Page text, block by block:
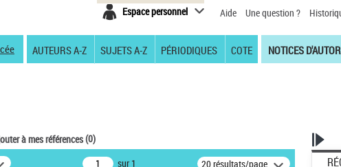
Espace personnel Aide Une question ?
AUTEURS A-Z SUJETS A-Z PÉRIODIQUES COTE NOTICES
à mes références(0)
sur 1 20 résultats/page